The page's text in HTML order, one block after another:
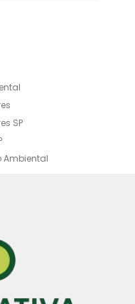
SP
Ambiental
Resíduos de
Resíduos de